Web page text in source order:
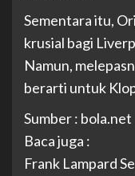
Sementara itu,
krusial bagi
Namun,
berarti untuk
Sumber : bola.net
Baca juga :
Frank Lampard